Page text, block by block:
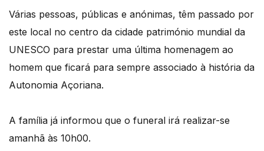
Várias pessoas, públicas e anónimas, têm passado por
este local no centro da cidade património mundial da
UNESCO para prestar uma última homenagem ao
homem que ficará para sempre associado à história da
Autonomia Açoriana.
A família já informou que o funeral irá realizar-se
amanhã às 10h00.